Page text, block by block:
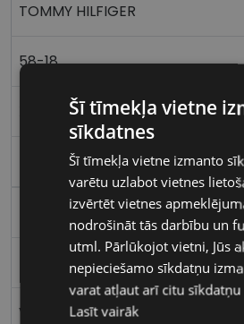
TOMMY HILFIGER
58-18
matt blue
Kvadrātveida
Vīriešiem
Šī tīmekļa vietne
sīkdatnes
Šī tīmekļa vietne izmanto
varētu uzlabot vietnes
izvērtēt vietnes
nodrošināt tās darbību un
utml. Pārlūkojot vietni, Jūs
nepieciešamo sīkdatņu
varat atļaut arī citu
Lasīt vairāk